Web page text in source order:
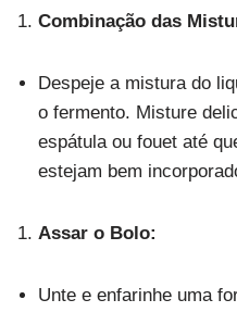
Combinação das
Despeje a mistura do
o fermento. Misture
espátula ou fouet até
estejam bem
Assar o Bolo:
Unte e enfarinhe uma